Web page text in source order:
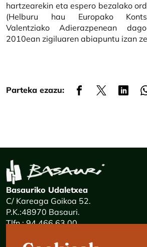
hartzearekin eta espero bezalako
(Helburu hau Europako
Valentziako Adierazpenean
2010ean zigiluaren abiapuntu izan
Parteka ezazu:
Basauriko Udaletxea
C/ Kareaga Goikoa 52.
P.K.:48970 Basauri.
Tlfn.: 94 466 63 00
E-mail: haz@basauri.eus